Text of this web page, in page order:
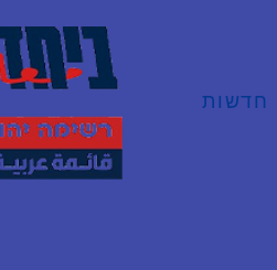
חדשות